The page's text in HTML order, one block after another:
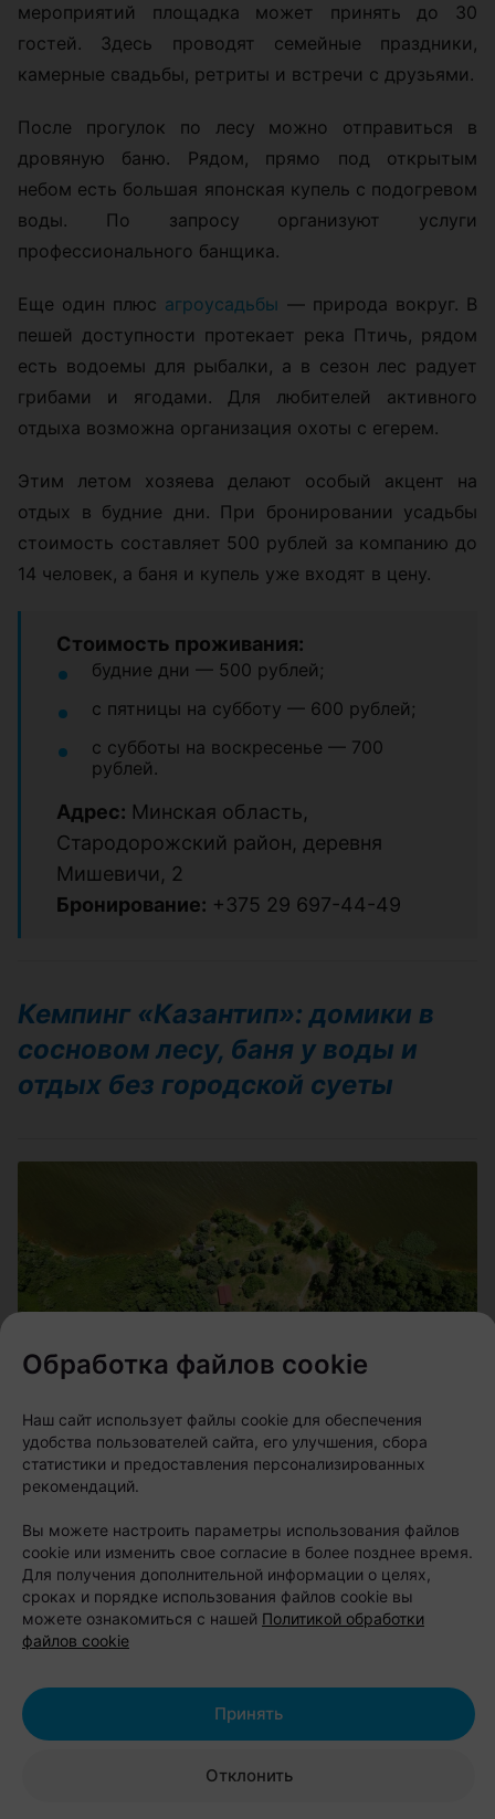
мероприятий площадка может принять до 30
гостей. Здесь проводят семейные праздники,
камерные свадьбы, ретриты и встречи с друзьями.
После прогулок по лесу можно отправиться в
дровяную баню. Рядом, прямо под открытым
небом есть большая японская купель с подогревом
воды. По запросу организуют услуги
профессионального банщика.
Еще один плюс агроусадьбы — природа вокруг. В
пешей доступности протекает река Птичь, рядом
есть водоемы для рыбалки, а в сезон лес радует
грибами и ягодами. Для любителей активного
отдыха возможна организация охоты с егерем.
Этим летом хозяева делают особый акцент на
отдых в будние дни. При бронировании усадьбы
стоимость составляет 500 рублей за компанию до
14 человек, а баня и купель уже входят в цену.
Стоимость проживания:
будние дни — 500 рублей;
с пятницы на субботу — 600 рублей;
с субботы на воскресенье — 700
рублей.
Адрес: Минская область,
Стародорожский район, деревня
Мишевичи, 2
Бронирование: +375 29 697-44-49
Кемпинг «Казантип»: домики в
сосновом лесу, баня у воды и
отдых без городской суеты
Обработка файлов cookie
Наш сайт использует файлы cookie для обеспечения
удобства пользователей сайта, его улучшения, сбора
статистики и предоставления персонализированных
рекомендаций.
Вы можете настроить параметры использования файлов
cookie или изменить свое согласие в более позднее время.
Для получения дополнительной информации о целях,
сроках и порядке использования файлов cookie вы
можете ознакомиться с нашей Политикой обработки
файлов cookie
Отклонить
Принять